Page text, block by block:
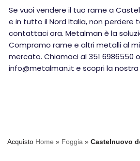
Se vuoi vendere il tuo rame a
e in tutto il Nord Italia, non perdere
contattaci ora. Metalman è la
Compramo rame e altri metalli al
mercato. Chiamaci al 351 6986550
info@metalman.it e scopri la
Acquisto Home » Foggia » Castelnuovo